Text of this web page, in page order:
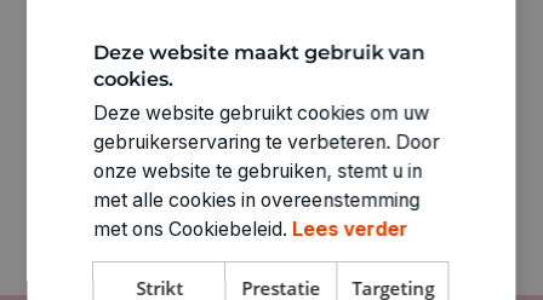
1864735Deze website maakt gebruik van
cookies.
Deze website gebruikt cookies om uw
gebruikerservaring te verbeteren. Door
onze website te gebruiken, stemt u in
met alle cookies in overeenstemming
met ons Cookiebeleid. Lees verder
Strikt Prestatie Targeting